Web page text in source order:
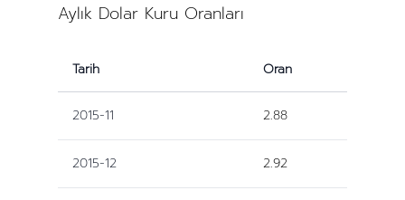
Aylık Dolar Kuru Oranları
Tarih Oran
2015-11 2.88
2015-12 2.92